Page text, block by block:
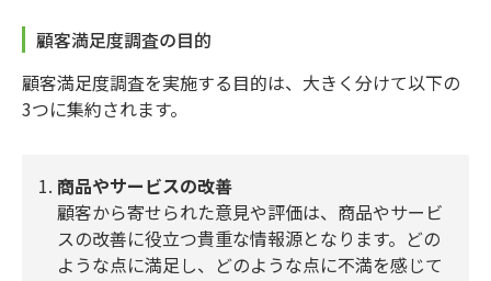
顧客満足度調査の目的
顧客満足度調査を実施する目的は、大きく分けて以下の
3つに集約されます。
商品やサービスの改善
顧客から寄せられた意見や評価は、商品やサービ
スの改善に役立つ貴重な情報源となります。どの
ような点に満足し、どのような点に不満を感じて